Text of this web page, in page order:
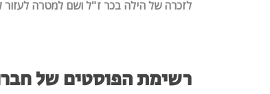
לזכרה של הילה בכר ז"ל ושם
רשימת הפוסטים של